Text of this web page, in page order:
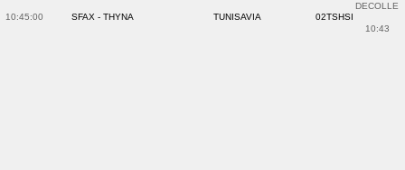
10:45:00 SFAX - THYNA TUNISAVIA 02TSHSI
DECOLLE
10:43